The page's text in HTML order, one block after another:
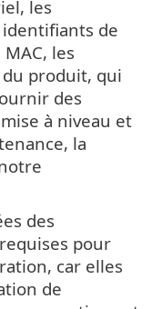
les
de
les
produit, qui
des
à niveau et
la
des
pour
car elles
de